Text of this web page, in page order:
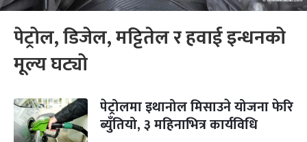
पेट्रोल, डिजेल, मट्टितेल र हवाई इन्धनको
मूल्य घट्यो
पेट्रोलमा इथानोल मिसाउने योजना फेरि
ब्युँतियो, ३ महिनाभित्र कार्यविधि